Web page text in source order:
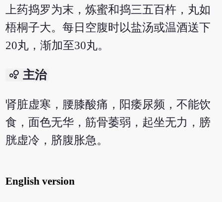
上药捣罗为末，炼蜜和捣三五百杵，丸如
梧桐子大。每日空腹时以盐汤或温酒送下
20丸，渐加至30丸。
bubble_chart 主治
肾脏虚寒，腰膝酸痛，阳痿尿频，不能饮
食，面色无华，筋骨萎弱，起坐无力，膀
胱虚冷，脐腹胀急。
English version